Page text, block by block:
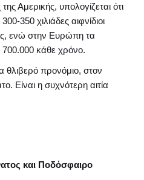
Αμερικής, υπολογίζεται ότι
350 χιλιάδες αιφνίδιοι
ενώ στην Ευρώπη τα
700.000 κάθε χρόνο.
θλιβερό προνόμιο, στον
Είναι η συχνότερη αιτία
και Ποδόσφαιρο